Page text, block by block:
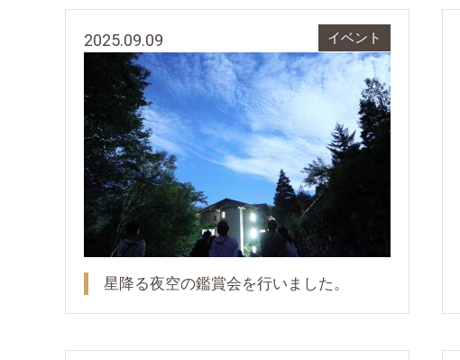
2025.09.09 イベント
星降る夜空の鑑賞会を行いました。